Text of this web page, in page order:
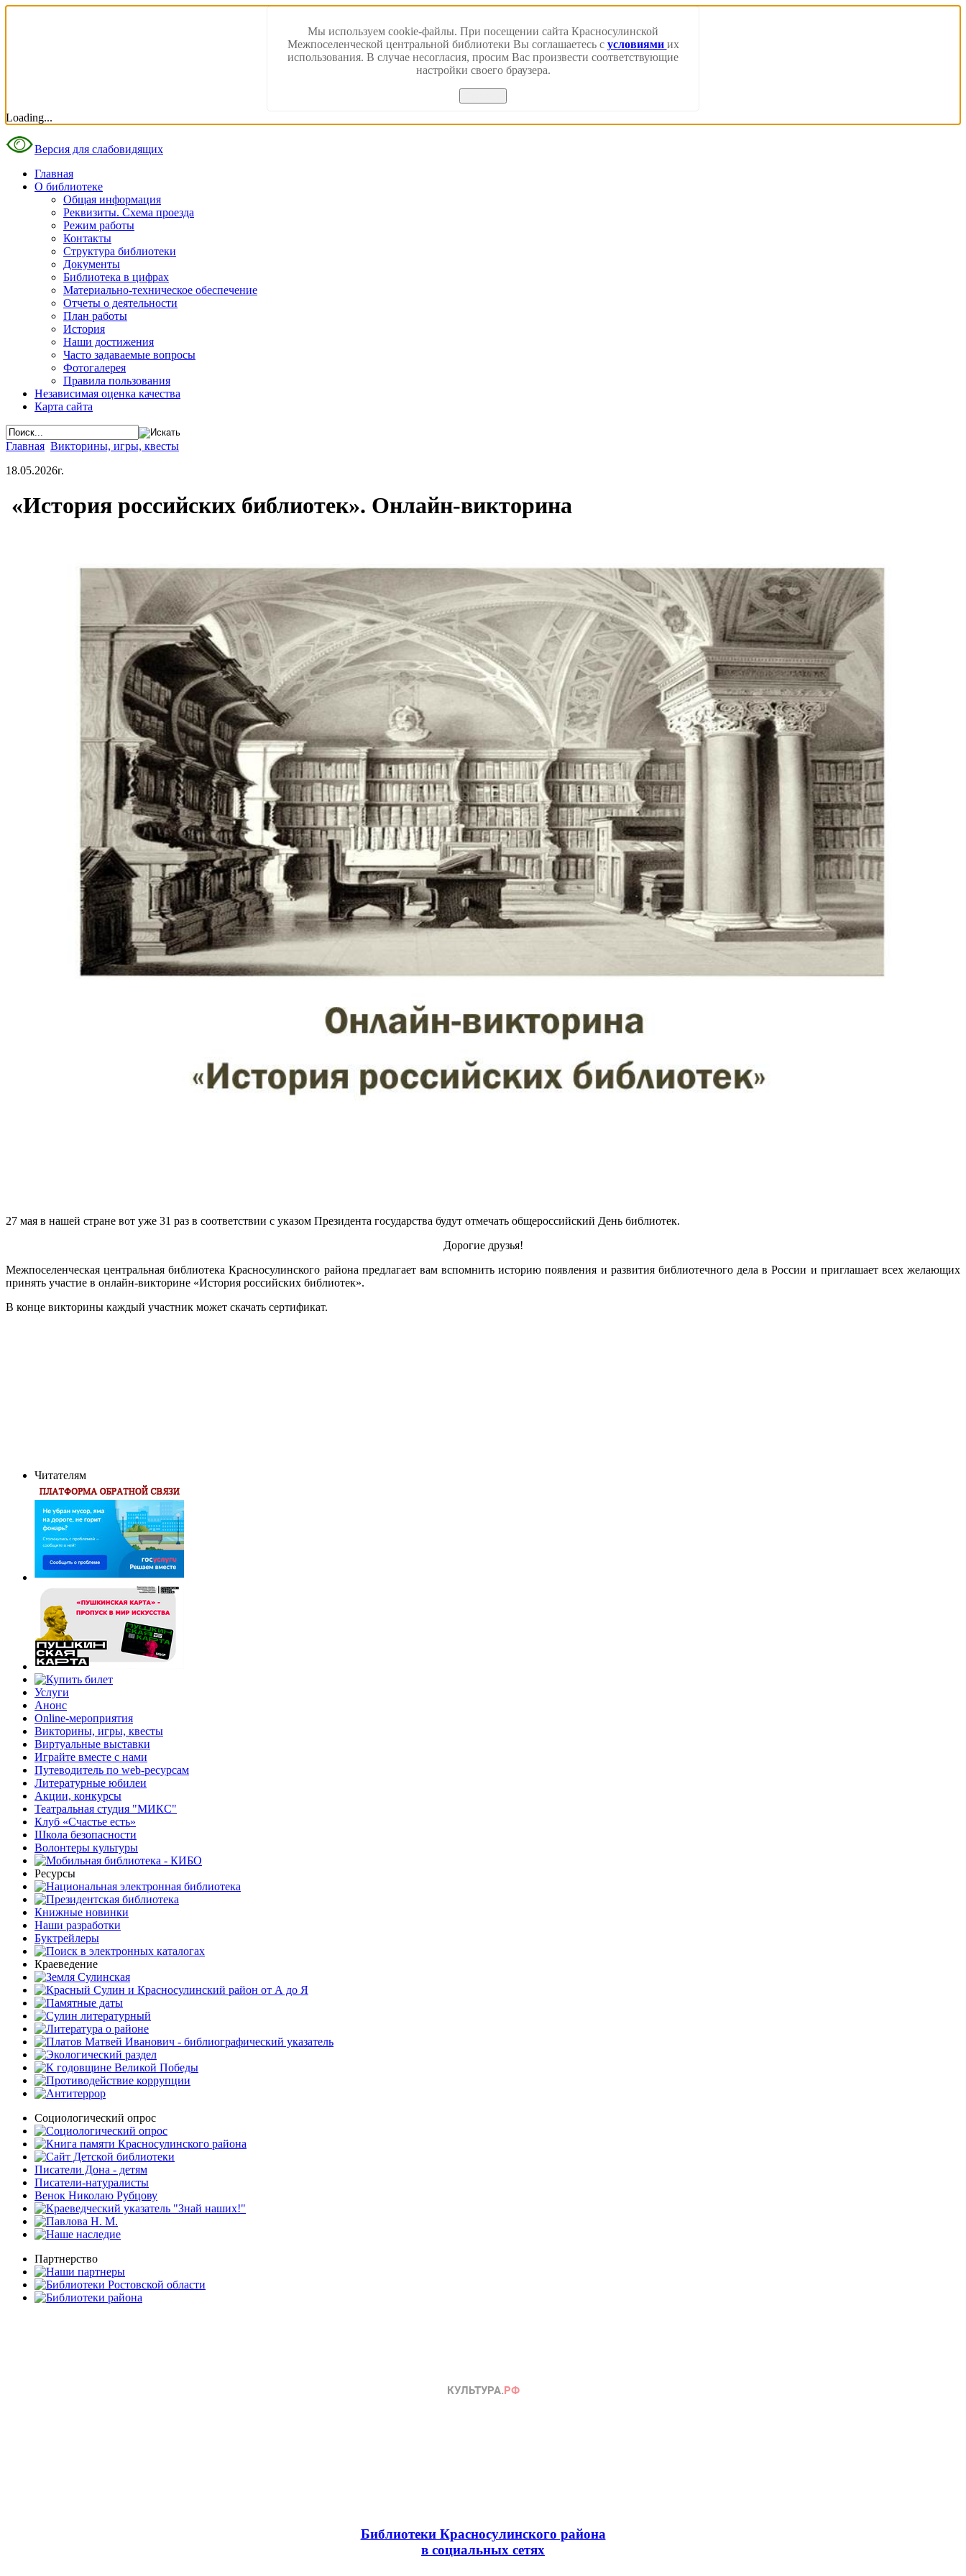
Мы используем cookie-файлы. При посещении сайта Красносулинской
Межпоселенческой центральной библиотеки Вы соглашаетесь с условиями их
использования. В случае несогласия, просим Вас произвести соответствующие
настройки своего браузера.
Loading...
Версия для слабовидящих
Главная
О библиотеке
Общая информация
Реквизиты. Схема проезда
Режим работы
Контакты
Структура библиотеки
Документы
Библиотека в цифрах
Материально-техническое обеспечение
Отчеты о деятельности
План работы
История
Наши достижения
Часто задаваемые вопросы
Фотогалерея
Правила пользования
Независимая оценка качества
Карта сайта
Главная Викторины, игры, квесты
18.05.2026г.
«История российских библиотек». Онлайн-викторина
27 мая в нашей стране вот уже 31 раз в соответствии с указом Президента государства будут отмечать общероссийский День библиотек.
Дорогие друзья!
Межпоселенческая центральная библиотека Красносулинского района предлагает вам вспомнить историю появления и развития библиотечного дела в России и приглашает всех желающих
принять участие в онлайн-викторине «История российских библиотек».
В конце викторины каждый участник может скачать сертификат.
Читателям
Услуги
Анонс
Online-мероприятия
Викторины, игры, квесты
Виртуальные выставки
Играйте вместе с нами
Путеводитель по web-ресурсам
Литературные юбилеи
Акции, конкурсы
Театральная студия "МИКС"
Клуб «Счастье есть»
Школа безопасности
Волонтеры культуры
Ресурсы
Книжные новинки
Наши разработки
Буктрейлеры
Краеведение
Социологический опрос
Писатели Дона - детям
Писатели-натуралисты
Венок Николаю Рубцову
Партнерство
Библиотеки Красносулинского района
в социальных сетях